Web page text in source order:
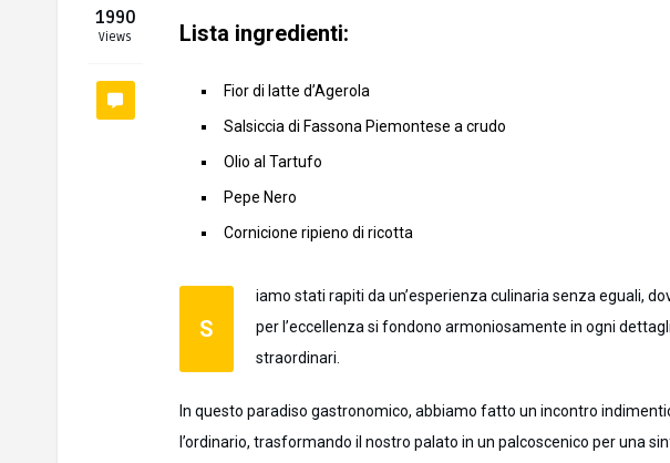
1990
Views Lista ingredienti:
Fior di latte d’Agerola
Salsiccia di Fassona Piemontese a crudo
Olio al Tartufo
Pepe Nero
Cornicione ripieno di ricotta
S
iamo stati rapiti da un’esperienza culinaria senza eguali,
per l’eccellenza si fondono armoniosamente in ogni dettaglio, dall’impasto alle stelle ai topping
straordinari.
In questo paradiso gastronomico, abbiamo fatto un incontro
l’ordinario, trasformando il nostro palato in un palcoscenico per una